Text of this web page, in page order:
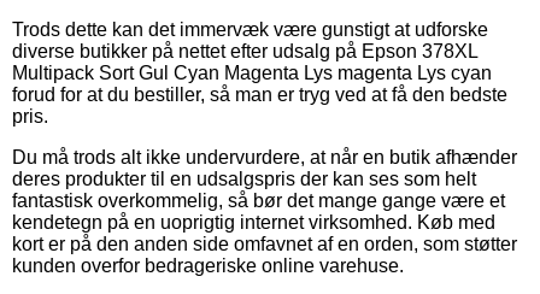
Trods dette kan det immervæk være gunstigt at udforske
diverse butikker på nettet efter udsalg på Epson 378XL
Multipack Sort Gul Cyan Magenta Lys magenta Lys cyan
forud for at du bestiller, så man er tryg ved at få den bedste
pris.
Du må trods alt ikke undervurdere, at når en butik afhænder
deres produkter til en udsalgspris der kan ses som helt
fantastisk overkommelig, så bør det mange gange være et
kendetegn på en uoprigtig internet virksomhed. Køb med
kort er på den anden side omfavnet af en orden, som støtter
kunden overfor bedrageriske online varehuse.